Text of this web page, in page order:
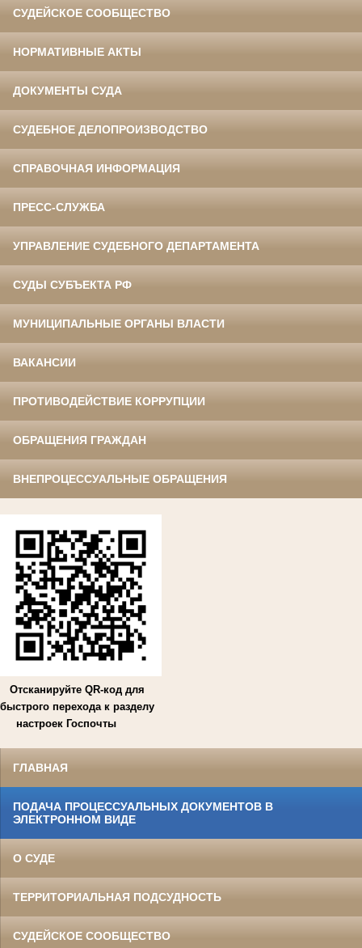
СУДЕЙСКОЕ СООБЩЕСТВО
НОРМАТИВНЫЕ АКТЫ
ДОКУМЕНТЫ СУДА
СУДЕБНОЕ ДЕЛОПРОИЗВОДСТВО
СПРАВОЧНАЯ ИНФОРМАЦИЯ
ПРЕСС-СЛУЖБА
УПРАВЛЕНИЕ СУДЕБНОГО ДЕПАРТАМЕНТА
СУДЫ СУБЪЕКТА РФ
МУНИЦИПАЛЬНЫЕ ОРГАНЫ ВЛАСТИ
ВАКАНСИИ
ПРОТИВОДЕЙСТВИЕ КОРРУПЦИИ
ОБРАЩЕНИЯ ГРАЖДАН
ВНЕПРОЦЕССУАЛЬНЫЕ ОБРАЩЕНИЯ
Отсканируйте QR-код для
быстрого перехода к разделу
настроек Госпочты
ГЛАВНАЯ
ПОДАЧА ПРОЦЕССУАЛЬНЫХ ДОКУМЕНТОВ В
ЭЛЕКТРОННОМ ВИДЕ
О СУДЕ
ТЕРРИТОРИАЛЬНАЯ ПОДСУДНОСТЬ
СУДЕЙСКОЕ СООБЩЕСТВО